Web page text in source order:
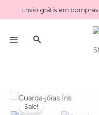
to
Envio grátis em
Search
Sale!
O